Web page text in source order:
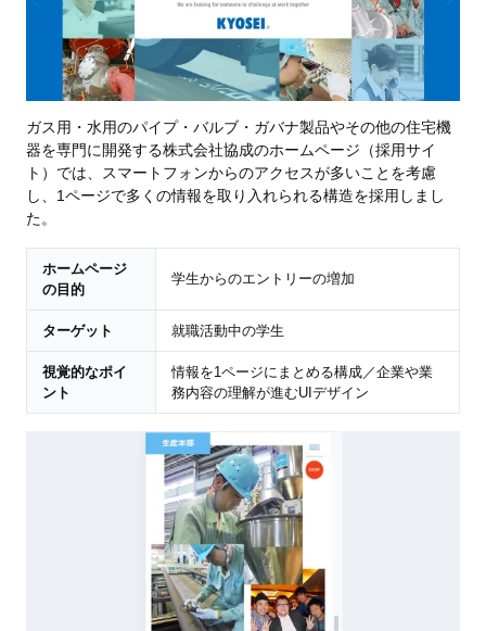
ガス用・水用のパイプ・バルブ・ガバナ製品やその他の住宅機
器を専門に開発する株式会社協成のホームページ（採用サイ
ト）では、スマートフォンからのアクセスが多いことを考慮
し、1ページで多くの情報を取り入れられる構造を採用しまし
た。
ホームページ
の目的
学生からのエントリーの増加
ターゲット 就職活動中の学生
視覚的なポイ
ント
情報を1ページにまとめる構成／企業や業
務内容の理解が進むUIデザイン